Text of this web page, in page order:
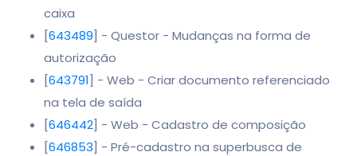
caixa
[643489] - Questor - Mudanças na forma de
autorização
[643791] - Web - Criar documento referenciado
na tela de saída
[646442] - Web - Cadastro de composição
[646853] - Pré-cadastro na superbusca de